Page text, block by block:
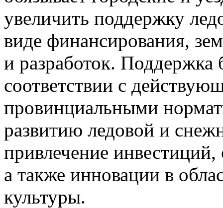
увеличить поддержку
виде финансирования,
и разработок. Поддержка
соответствии с
провинциальными
развитию ледовой и
привлечение инвестиций,
а также инновации в
культуры.